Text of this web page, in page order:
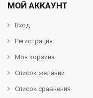
МОЙ АККАУНТ
Вход
Регистрация
Моя корзина
Список желаний
Список сравнения